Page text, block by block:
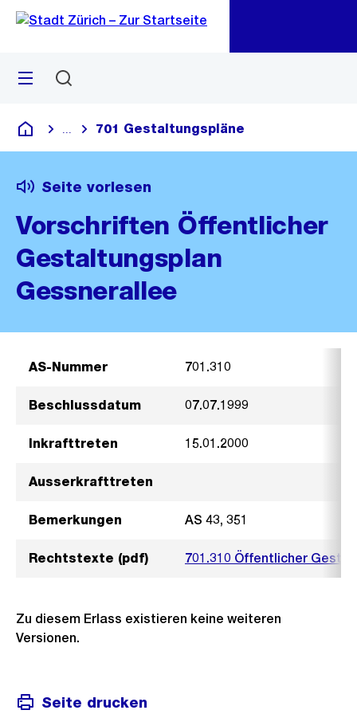
Navigation
Sprunglink
Menü
Deutsch
Blende alle Breadcrumbs ein
701 Gestaltungspläne
Seite vorlesen
Vorschriften Öffentlicher
Gestaltungsplan
Gessnerallee
AS-Nummer 701.310
Beschlussdatum 07.07.1999
Inkrafttreten 15.01.2000
Ausserkrafttreten
Bemerkungen AS 43, 351
Rechtstexte (pdf) 701.310 Öffentlicher
Zu diesem Erlass existieren keine weiteren
Versionen.
Seite drucken